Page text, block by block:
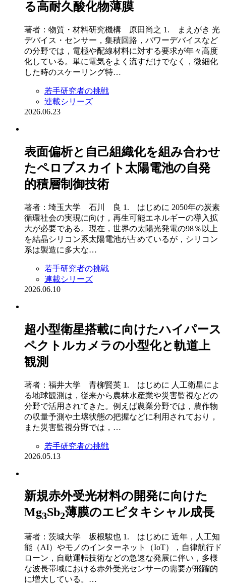
る高耐久酸化物薄膜
著者：物質・材料研究機構 原田尚之 1. まえがき 光
デバイス・センサー，集積回路，パワーデバイスなど
の分野では，電極や配線材料に対する要求が年々高度
化している。単に電気をよく流すだけでなく，微細化
した時のスケーリング特…
若手研究者の挑戦
連載シリーズ
2026.06.23
表面偏析と自己組織化を組み合わせ
たペロブスカイト太陽電池の自発
的積層制御技術
著者：埼玉大学 石川 良 1. はじめに 2050年の炭素
循環社会の実現に向け，再生可能エネルギーの導入拡
大が必要である。現在，世界の太陽光発電の98％以上
を結晶シリコン系太陽電池が占めているが，シリコン
系は製造に多大な…
若手研究者の挑戦
連載シリーズ
2026.06.10
超小型衛星搭載に向けたハイパース
ペクトルカメラの小型化と軌道上
観測
著者：福井大学 青柳賢英 1. はじめに 人工衛星によ
る地球観測は，従来から農林水産業や災害監視などの
分野で活用されてきた。例えば農業分野では，農作物
の収量予測や土壌状態の把握などに利用されており，
また災害監視分野では，…
若手研究者の挑戦
2026.05.13
新規赤外受光材料の開発に向けた
Mg3Sb2薄膜のエピタキシャル成長
著者：茨城大学 坂根駿也 1. はじめに 近年，人工知
能（AI）やモノのインターネット（IoT），自律航行ド
ローン，自動運転技術などの急速な発展に伴い，多様
な波長帯域における赤外受光センサーの需要が飛躍的
に増大している。…